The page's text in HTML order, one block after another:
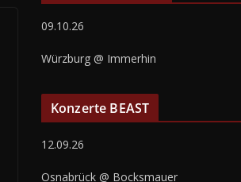
09.10.26
Würzburg @ Immerhin
Konzerte BEAST
12.09.26
Osnabrück @ Bocksmauer